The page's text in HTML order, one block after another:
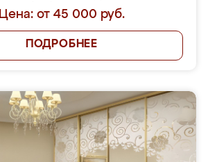
Цена: от 45 000 руб.
ПОДРОБНЕЕ